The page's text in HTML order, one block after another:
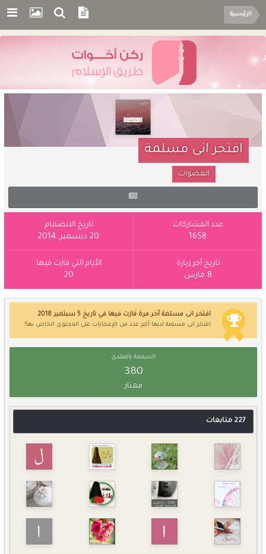
الرئيسية
افتخر انى مسلمة
العضوات
عدد المشاركات
1658
تاريخ الانضمام
20 ديسمبر, 2014
تاريخ آخر زيارة
8 مارس
الأيام التي فازت فيها
20
افتخر انى مسلمة آخر مرة فازت فيها في تاريخ 5 سبتمبر 2018
افتخر انى مسلمة لديها أكبر عدد من الإعجابات على المحتوى الخاص بها!
السمعة بالمنتدى
380
ممتاز
227 متابعات